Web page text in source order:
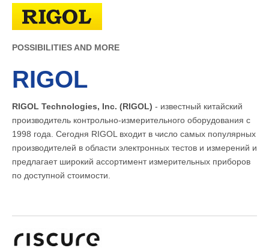
POSSIBILITIES AND MORE
RIGOL
RIGOL Technologies, Inc. (RIGOL) - известный китайский
производитель контрольно-измерительного оборудования с
1998 года. Сегодня RIGOL входит в число самых популярных
производителей в области электронных тестов и измерений и
предлагает широкий ассортимент измерительных приборов
по доступной стоимости.